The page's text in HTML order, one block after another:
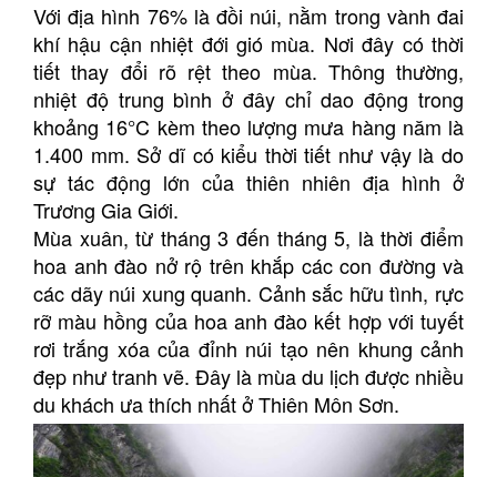
Với địa hình 76% là đồi núi, nằm trong vành đai
khí hậu cận nhiệt đới gió mùa. Nơi đây có thời
tiết thay đổi rõ rệt theo mùa. Thông thường,
nhiệt độ trung bình ở đây chỉ dao động trong
khoảng 16°C kèm theo lượng mưa hàng năm là
1.400 mm. Sở dĩ có kiểu thời tiết như vậy là do
sự tác động lớn của thiên nhiên địa hình ở
Trương Gia Giới.
Mùa xuân, từ tháng 3 đến tháng 5, là thời điểm
hoa anh đào nở rộ trên khắp các con đường và
các dãy núi xung quanh. Cảnh sắc hữu tình, rực
rỡ màu hồng của hoa anh đào kết hợp với tuyết
rơi trắng xóa của đỉnh núi tạo nên khung cảnh
đẹp như tranh vẽ. Đây là mùa du lịch được nhiều
du khách ưa thích nhất ở Thiên Môn Sơn.